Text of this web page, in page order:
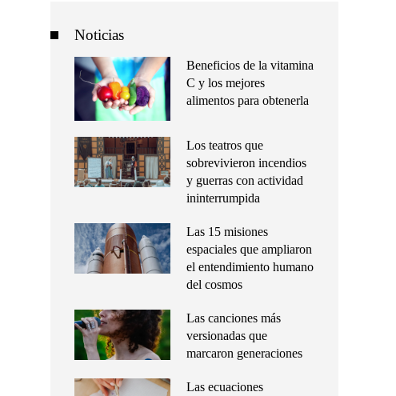
Noticias
Beneficios de la vitamina
C y los mejores
alimentos para obtenerla
Los teatros que
sobrevivieron incendios
y guerras con actividad
ininterrumpida
Las 15 misiones
espaciales que ampliaron
el entendimiento humano
del cosmos
Las canciones más
versionadas que
marcaron generaciones
Las ecuaciones